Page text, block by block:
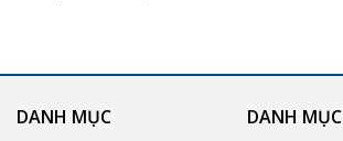
DANH MỤC DANH MỤC